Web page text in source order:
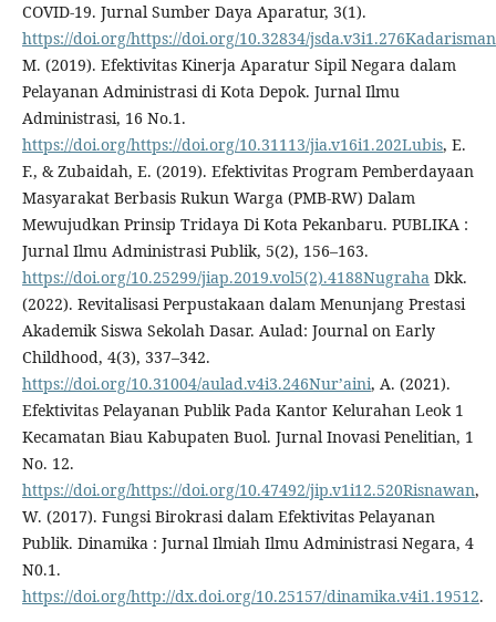
COVID-19. Jurnal Sumber Daya Aparatur, 3(1).
https://doi.org/https://doi.org/10.32834/jsda.v3i1.276Kadarisman
M. (2019). Efektivitas Kinerja Aparatur Sipil Negara dalam
Pelayanan Administrasi di Kota Depok. Jurnal Ilmu
Administrasi, 16 No.1.
https://doi.org/https://doi.org/10.31113/jia.v16i1.202Lubis, E.
F., & Zubaidah, E. (2019). Efektivitas Program Pemberdayaan
Masyarakat Berbasis Rukun Warga (PMB-RW) Dalam
Mewujudkan Prinsip Tridaya Di Kota Pekanbaru. PUBLIKA :
Jurnal Ilmu Administrasi Publik, 5(2), 156–163.
https://doi.org/10.25299/jiap.2019.vol5(2).4188NugrahaDkk.
(2022). Revitalisasi Perpustakaan dalam Menunjang Prestasi
Akademik Siswa Sekolah Dasar. Aulad: Journal on Early
Childhood, 4(3), 337–342.
https://doi.org/10.31004/aulad.v4i3.246Nur’aini, A. (2021).
Efektivitas Pelayanan Publik Pada Kantor Kelurahan Leok 1
Kecamatan Biau Kabupaten Buol. Jurnal Inovasi Penelitian, 1
No. 12.
https://doi.org/https://doi.org/10.47492/jip.v1i12.520Risnawan,
W. (2017). Fungsi Birokrasi dalam Efektivitas Pelayanan
Publik. Dinamika : Jurnal Ilmiah Ilmu Administrasi Negara, 4
N0.1.
https://doi.org/http://dx.doi.org/10.25157/dinamika.v4i1.19512.